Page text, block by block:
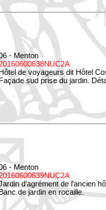
- Menton
de voyageurs dit Hôtel
sud prise du jardin.
- Menton
d'agrément de l'ancien
de jardin en rocaille.